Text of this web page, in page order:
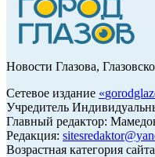
Новости Глазова,
Сетевое издание «
Учредитель
Главный редактор:
Редакция:
Возрастная категория